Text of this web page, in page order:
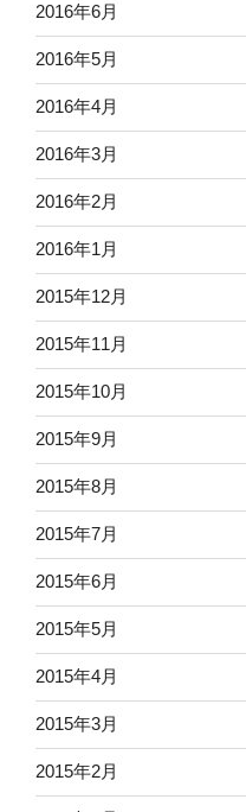
2016年6月
2016年5月
2016年4月
2016年3月
2016年2月
2016年1月
2015年12月
2015年11月
2015年10月
2015年9月
2015年8月
2015年7月
2015年6月
2015年5月
2015年4月
2015年3月
2015年2月